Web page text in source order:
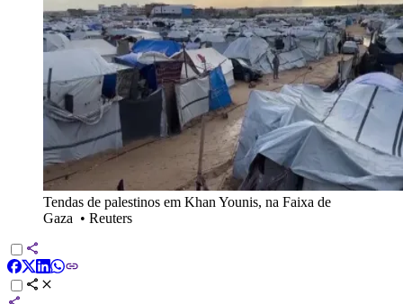
Tendas de palestinos em Khan Younis, na Faixa de
Gaza • Reuters